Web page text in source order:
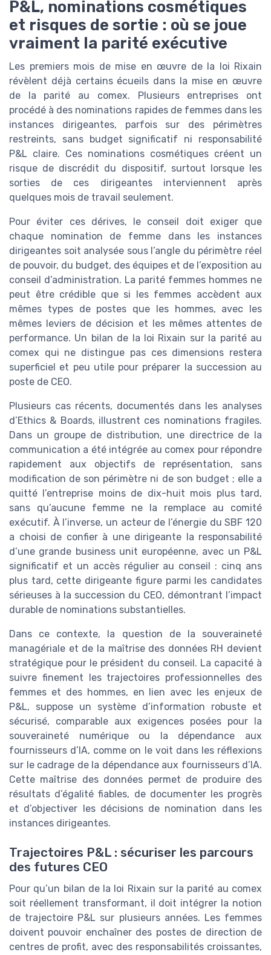
P&L, nominations cosmétiques
et risques de sortie : où se joue
vraiment la parité exécutive
Les premiers mois de mise en œuvre de la loi Rixain
révèlent déjà certains écueils dans la mise en œuvre
de la parité au comex. Plusieurs entreprises ont
procédé à des nominations rapides de femmes dans les
instances dirigeantes, parfois sur des périmètres
restreints, sans budget significatif ni responsabilité
P&L claire. Ces nominations cosmétiques créent un
risque de discrédit du dispositif, surtout lorsque les
sorties de ces dirigeantes interviennent après
quelques mois de travail seulement.
Pour éviter ces dérives, le conseil doit exiger que
chaque nomination de femme dans les instances
dirigeantes soit analysée sous l’angle du périmètre réel
de pouvoir, du budget, des équipes et de l’exposition au
conseil d’administration. La parité femmes hommes ne
peut être crédible que si les femmes accèdent aux
mêmes types de postes que les hommes, avec les
mêmes leviers de décision et les mêmes attentes de
performance. Un bilan de la loi Rixain sur la parité au
comex qui ne distingue pas ces dimensions restera
superficiel et peu utile pour préparer la succession au
poste de CEO.
Plusieurs cas récents, documentés dans les analyses
d’Ethics & Boards, illustrent ces nominations fragiles.
Dans un groupe de distribution, une directrice de la
communication a été intégrée au comex pour répondre
rapidement aux objectifs de représentation, sans
modification de son périmètre ni de son budget ; elle a
quitté l’entreprise moins de dix-huit mois plus tard,
sans qu’aucune femme ne la remplace au comité
exécutif. À l’inverse, un acteur de l’énergie du SBF 120
a choisi de confier à une dirigeante la responsabilité
d’une grande business unit européenne, avec un P&L
significatif et un accès régulier au conseil : cinq ans
plus tard, cette dirigeante figure parmi les candidates
sérieuses à la succession du CEO, démontrant l’impact
durable de nominations substantielles.
Dans ce contexte, la question de la souveraineté
managériale et de la maîtrise des données RH devient
stratégique pour le président du conseil. La capacité à
suivre finement les trajectoires professionnelles des
femmes et des hommes, en lien avec les enjeux de
P&L, suppose un système d’information robuste et
sécurisé, comparable aux exigences posées pour la
souveraineté numérique ou la dépendance aux
fournisseurs d’IA, comme on le voit dans les réflexions
sur le cadrage de la dépendance aux fournisseurs d’IA.
Cette maîtrise des données permet de produire des
résultats d’égalité fiables, de documenter les progrès
et d’objectiver les décisions de nomination dans les
instances dirigeantes.
Trajectoires P&L : sécuriser les parcours
des futures CEO
Pour qu’un bilan de la loi Rixain sur la parité au comex
soit réellement transformant, il doit intégrer la notion
de trajectoire P&L sur plusieurs années. Les femmes
doivent pouvoir enchaîner des postes de direction de
centres de profit, avec des responsabilités croissantes,